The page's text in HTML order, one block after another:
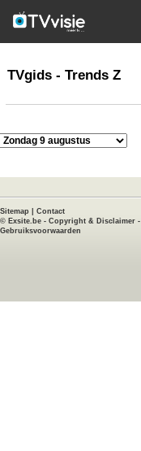
TVgids
TVgids - Trends Z
Sitemap
Contact
© Exsite.be - Copyright & Disclaimer -
Gebruiksvoorwaarden